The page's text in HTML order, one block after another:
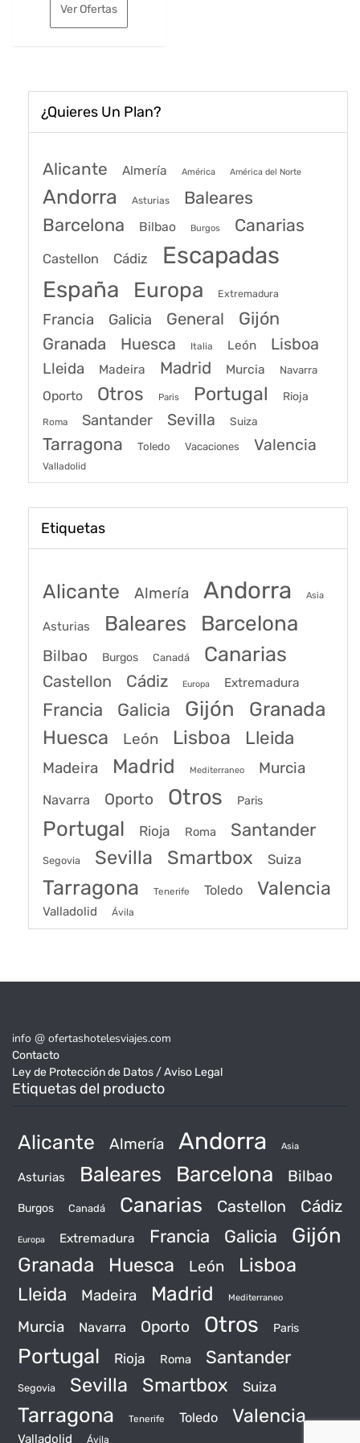
era: es:
Ver Ofertas
¿Quieres Un Plan?
Alicante Almería América América del Norte
Andorra Asturias Baleares
Barcelona Bilbao Burgos Canarias
Castellon Cádiz Escapadas
España Europa Extremadura
Francia Galicia General Gijón
Granada Huesca Italia León Lisboa
Lleida Madeira Madrid Murcia Navarra
Oporto Otros Paris Portugal Rioja
Roma Santander Sevilla Suiza
Tarragona Toledo Vacaciones Valencia
Valladolid
Etiquetas
Alicante Almería Andorra Asia
Asturias Baleares Barcelona
Bilbao Burgos Canadá Canarias
Castellon Cádiz Europa Extremadura
Francia Galicia Gijón Granada
Huesca León Lisboa Lleida
Madeira Madrid Mediterraneo Murcia
Navarra Oporto Otros Paris
Portugal Rioja Roma Santander
Segovia Sevilla Smartbox Suiza
Tarragona Tenerife Toledo Valencia
Valladolid Ávila
info @ ofertashotelesviajes.com
Contacto
Ley de Protección de Datos / Aviso Legal
Etiquetas del producto
Alicante Almería Andorra Asia
Asturias Baleares Barcelona Bilbao
Burgos Canadá Canarias Castellon Cádiz
Europa Extremadura Francia Galicia Gijón
Granada Huesca León Lisboa
Lleida Madeira Madrid Mediterraneo
Murcia Navarra Oporto Otros Paris
Portugal Rioja Roma Santander
Segovia Sevilla Smartbox Suiza
Tarragona Tenerife Toledo Valencia
Valladolid Ávila